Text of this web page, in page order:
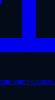
entregamos.